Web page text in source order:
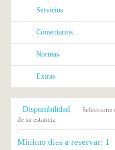
Servicios
Comentarios
Normas
Extras
Disponibilidad
Seleccione
de su estancia
Mínimo días a reservar: 1